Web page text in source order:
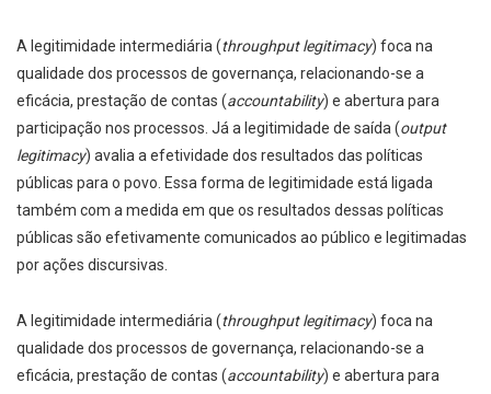
A legitimidade intermediária (throughput legitimacy) foca na
qualidade dos processos de governança, relacionando-se a
eficácia, prestação de contas (accountability) e abertura para
participação nos processos. Já a legitimidade de saída (output
legitimacy) avalia a efetividade dos resultados das políticas
públicas para o povo. Essa forma de legitimidade está ligada
também com a medida em que os resultados dessas políticas
públicas são efetivamente comunicados ao público e legitimadas
por ações discursivas.
A legitimidade intermediária (throughput legitimacy) foca na
qualidade dos processos de governança, relacionando-se a
eficácia, prestação de contas (accountability) e abertura para